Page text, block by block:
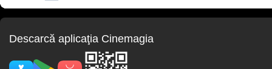
Descarcă aplicaţia Cinemagia